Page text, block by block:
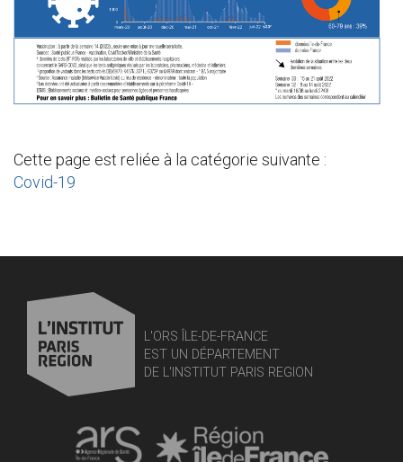
Cette page est reliée à la catégorie suivante :
Covid-19
L'ORS ÎLE-DE-FRANCE
EST UN DÉPARTEMENT
DE L'INSTITUT PARIS REGION